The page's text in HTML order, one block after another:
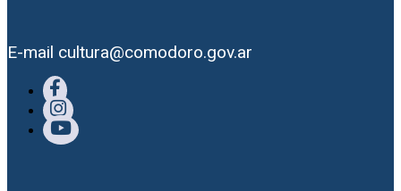
E-mail cultura@comodoro.gov.ar